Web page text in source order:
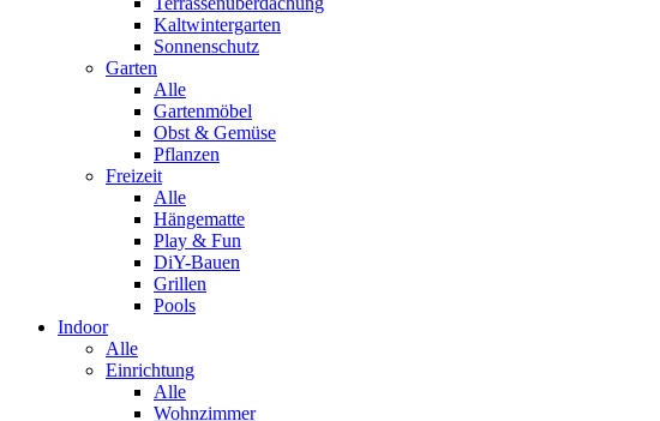
Kaltwintergarten
Sonnenschutz
Garten
Alle
Gartenmöbel
Obst & Gemüse
Pflanzen
Freizeit
Alle
Hängematte
Play & Fun
DiY-Bauen
Grillen
Pools
Indoor
Alle
Einrichtung
Alle
Wohnzimmer